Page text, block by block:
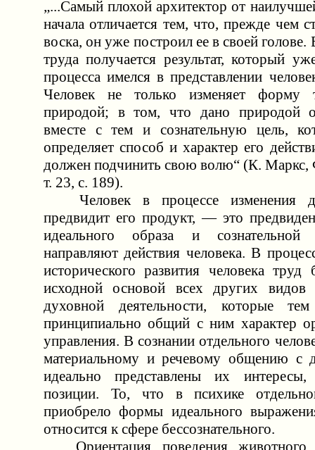
„...Самый плохой архитектор от
начала отличается тем, что, прежде чем
воска, он уже построил ее в своей голове.
труда получается результат, который
процесса имелся в представлении
Человек не только изменяет форму
природой; в том, что дано природой
вместе с тем и сознательную цель,
определяет способ и характер его
должен подчинить свою волю“ (К. Маркс,
т. 23, с. 189).
Человек в процессе изменения
предвидит его продукт, — это
идеального образа и
направляют действия человека. В
исторического развития человека труд
исходной основой всех других видов
духовной деятельности, которые
принципиально общий с ним характер
управления. В сознании отдельного
материальному и речевому общению с
идеально представлены их
позиции. То, что в психике
приобрело формы идеального
относится к сфере бессознательного.
Ориентация поведения животного